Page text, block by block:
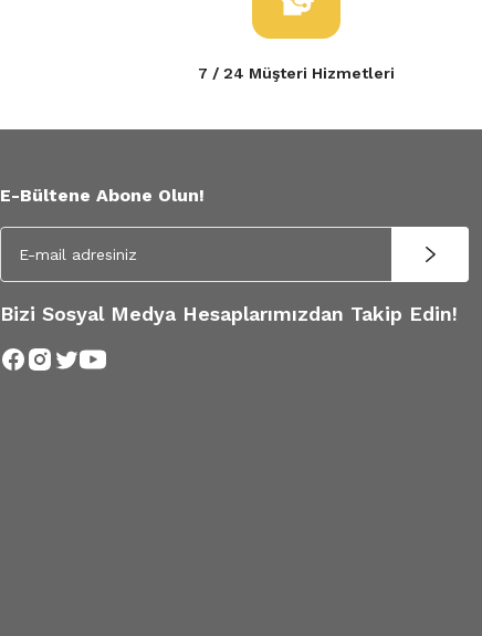
7 / 24 Müşteri Hizmetleri
E-Bültene Abone Olun!
Bizi Sosyal Medya Hesaplarımızdan Takip Edin!